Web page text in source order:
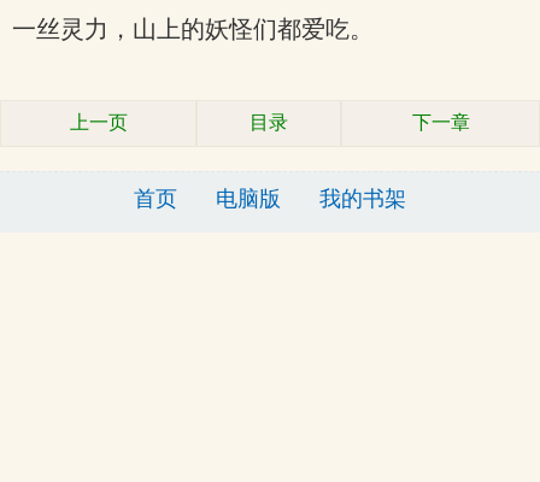
一丝灵力，山上的妖怪们都爱吃。
上一页 目录 下一章
首页 电脑版 我的书架